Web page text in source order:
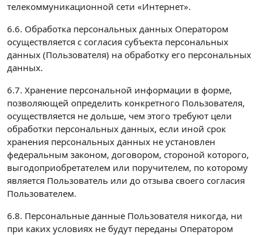
телекоммуникационной сети «Интернет».
6.6. Обработка персональных данных Оператором
осуществляется с согласия субъекта персональных
данных (Пользователя) на обработку его персональных
данных.
6.7. Хранение персональной информации в форме,
позволяющей определить конкретного Пользователя,
осуществляется не дольше, чем этого требуют цели
обработки персональных данных, если иной срок
хранения персональных данных не установлен
федеральным законом, договором, стороной которого,
выгодоприобретателем или поручителем, по которому
является Пользователь или до отзыва своего согласия
Пользователем.
6.8. Персональные данные Пользователя никогда, ни
при каких условиях не будут переданы Оператором